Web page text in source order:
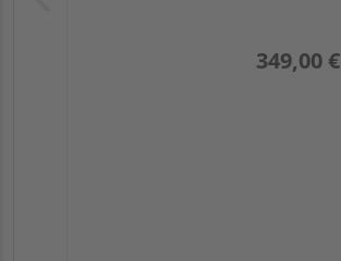
349,00 €